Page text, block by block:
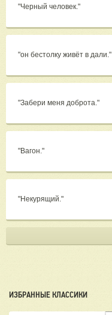
"Черный человек."
"он бестолку живёт в дали."
"Забери меня доброта."
"Вагон."
"Некурящий."
ИЗБРАННЫЕ КЛАССИКИ